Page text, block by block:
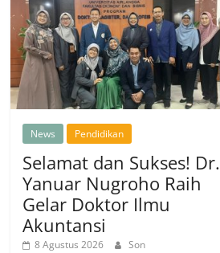
News Pendidikan
Selamat dan Sukses! Dr.
Yanuar Nugroho Raih
Gelar Doktor Ilmu
Akuntansi
8 Agustus 2026 Son